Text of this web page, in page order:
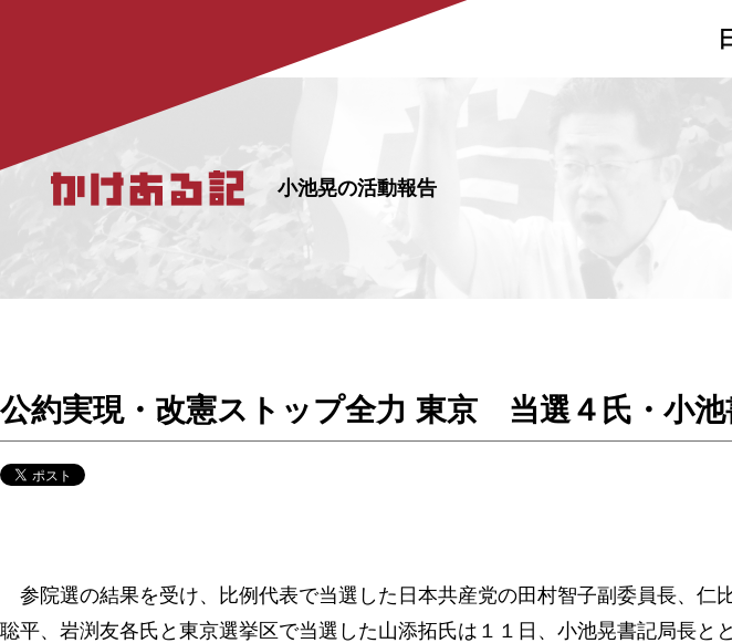
小池晃の活動報告
公約実現・改憲ストップ全力 東京 当選４氏・小池
参院選の結果を受け、比例代表で当選した日本共産党の田村智子副委員長、仁
聡平、岩渕友各氏と東京選挙区で当選した山添拓氏は１１日、小池晃書記局長とと